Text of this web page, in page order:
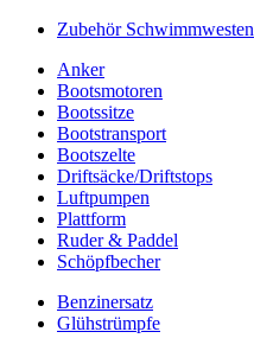
Zubehör Schwimmwesten
Anker
Bootsmotoren
Bootssitze
Bootstransport
Bootszelte
Driftsäcke/Driftstops
Luftpumpen
Plattform
Ruder & Paddel
Schöpfbecher
Benzinersatz
Glühstrümpfe